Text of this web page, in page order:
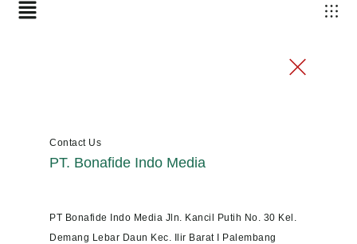
Contact Us
PT. Bonafide Indo Media
PT Bonafide Indo Media Jln. Kancil Putih No. 30 Kel.
Demang Lebar Daun Kec. Ilir Barat I Palembang